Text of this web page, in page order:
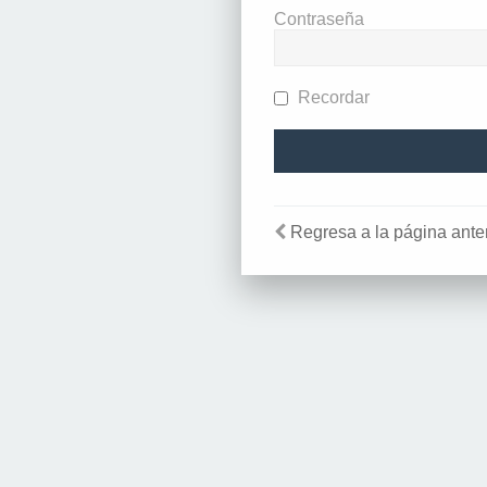
Contraseña
Recordar
Regresa a la página